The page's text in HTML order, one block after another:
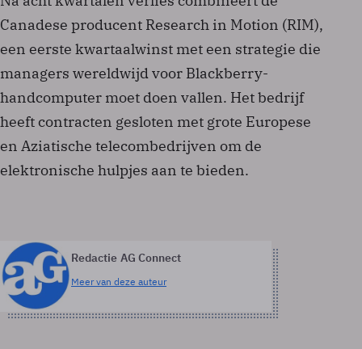
Canadese producent Research in Motion (RIM),
een eerste kwartaalwinst met een strategie die
managers wereldwijd voor Blackberry-
handcomputer moet doen vallen. Het bedrijf
heeft contracten gesloten met grote Europese
en Aziatische telecombedrijven om de
elektronische hulpjes aan te bieden.
Redactie AG Connect
Meer van deze auteur